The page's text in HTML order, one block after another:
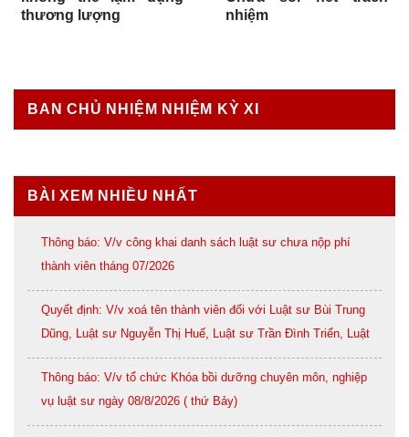
thương lượng
nhiệm
BAN CHỦ NHIỆM NHIỆM KỲ XI
BÀI XEM NHIỀU NHẤT
Thông báo: V/v công khai danh sách luật sư chưa nộp phí
thành viên tháng 07/2026
Quyết định: V/v xoá tên thành viên đối với Luật sư Bùi Trung
Dũng, Luật sư Nguyễn Thị Huế, Luật sư Trần Đình Triển, Luật
sư Lê Thị Oanh
Thông báo: V/v tổ chức Khóa bồi dưỡng chuyên môn, nghiệp
vụ luật sư ngày 08/8/2026 ( thứ Bảy)